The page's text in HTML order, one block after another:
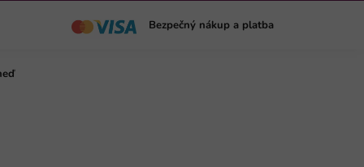
Bezpečný nákup a platba